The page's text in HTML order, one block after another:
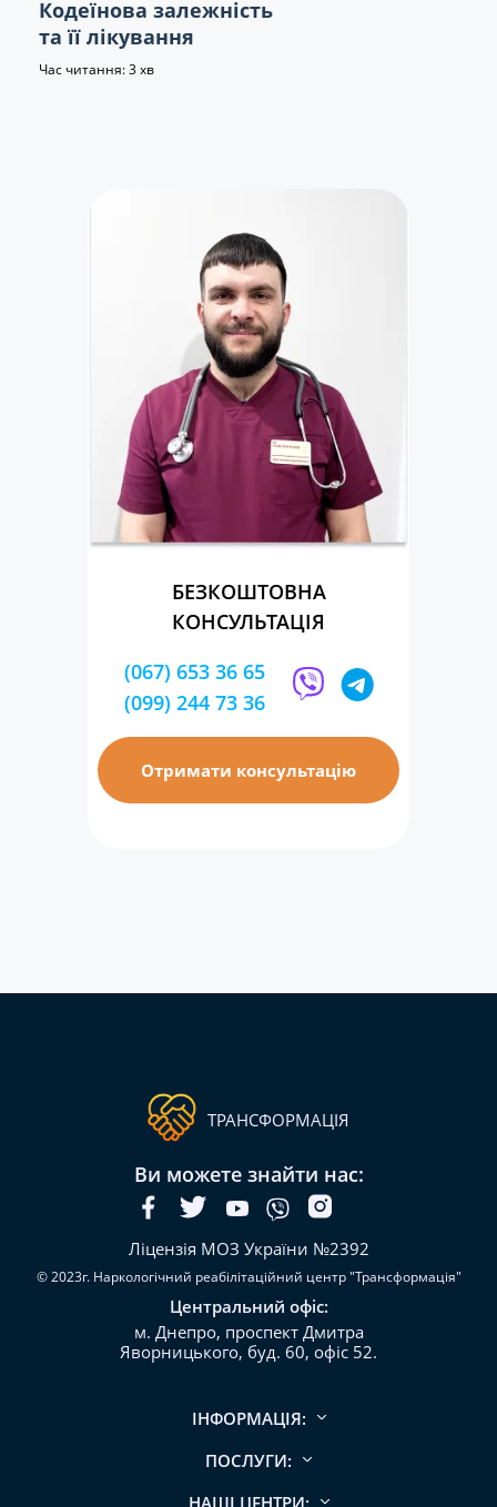
Кодеїнова залежність
та її лікування
Час читання: 3 хв
БЕЗКОШТОВНА
КОНСУЛЬТАЦІЯ
(067) 653 36 65
(099) 244 73 36
Отримати консультацію
ТРАНСФОРМАЦІЯ
Ви можете знайти нас:
Ліцензія МОЗ України №2392
© 2023г. Наркологічний реабілітаційний центр "Трансформація"
Центральний офіс:
м. Днепро, проспект Дмитра
Яворницького, буд. 60, офіс 52.
ІНФОРМАЦІЯ:
ПОСЛУГИ:
НАШІ ЦЕНТРИ: